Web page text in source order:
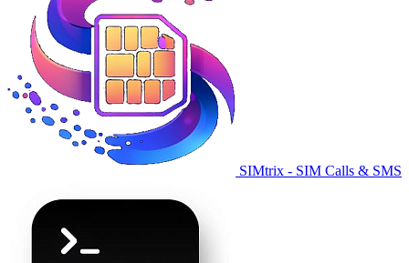
SIMtrix - SIM Calls & SMS